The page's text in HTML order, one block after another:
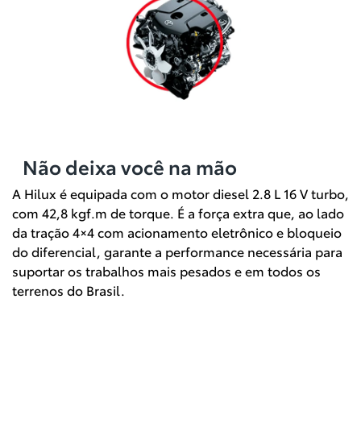
Não deixa você na mão
A Hilux é equipada com o motor diesel 2.8 L 16 V turbo,
com 42,8 kgf.m de torque. É a força extra que, ao lado
da tração 4×4 com acionamento eletrônico e bloqueio
do diferencial, garante a performance necessária para
suportar os trabalhos mais pesados e em todos os
terrenos do Brasil.